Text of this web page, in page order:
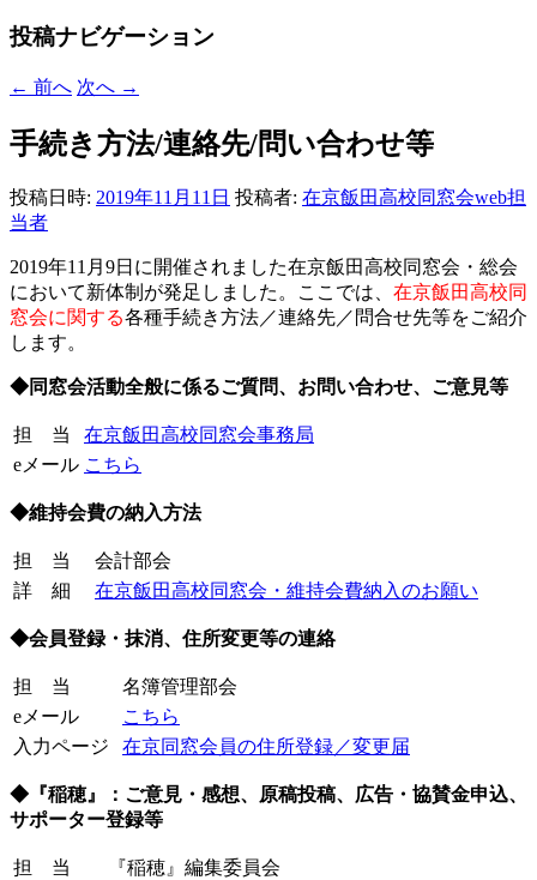
投稿ナビゲーション
← 前へ 次へ →
手続き方法/連絡先/問い合わせ等
投稿日時: 2019年11月11日 投稿者: 在京飯田高校同窓会web担
当者
2019年11月9日に開催されました在京飯田高校同窓会・総会
において新体制が発足しました。
ここでは、 在京飯田高校同
窓会に関する各種手続き方法／連絡先／問合せ先等をご紹介
します。
◆同窓会活動全般に係るご質問、お問い合わせ、ご意見等
担 当
在京飯田高校同窓会事務局
eメール こちら
◆維持会費の納入方法
担 当
会計部会
詳 細
在京飯田高校同窓会・維持会費納入のお願い
◆会員登録・抹消、住所変更等の連絡
担 当
名簿管理部会
eメール
こちら
入力ページ
在京同窓会員の住所登録／変更届
◆『稲穂』：ご意見・感想、原稿投稿、広告・協賛金申込、
サポーター登録等
担 当
『稲穂』編集委員会